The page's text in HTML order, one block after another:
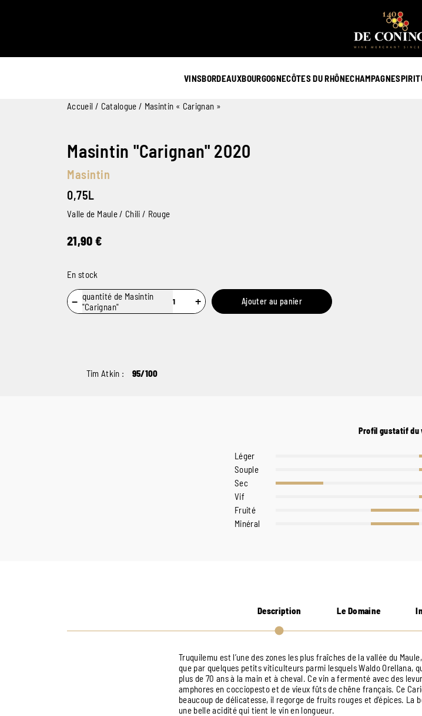
VINSBORDEAUXBOURGOGNECÔTES DU RHÔNECHAMPAGNE
Accueil / Catalogue / Masintin « Carignan »
Masintin "Carignan" 2020
Masintin
0,75L
Valle de Maule / Chili / Rouge
21,90 €
En stock
− quantité de Masintin
"Carignan"
+ Ajouter au panier
Tim Atkin : 95/100
Profil gustatif du
Léger
Souple
Sec
Vif
Fruité
Minéral
Description Le Domaine
Truquilemu est l’une des zones les plus fraîches de la vallée du
que par quelques petits viticulteurs parmi lesquels Waldo Orellana,
plus de 70 ans à la main et à cheval. Ce vin a fermenté avec des
amphores en cocciopesto et de vieux fûts de chêne français. Ce
beaucoup de délicatesse, il regorge de fruits rouges et d’épices. La
une belle acidité qui tient le vin en longueur.